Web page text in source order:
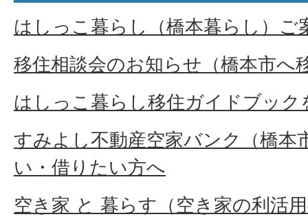
はしっこ暮らし（橋本暮らし）ご
移住相談会のお知らせ（橋本市へ
はしっこ暮らし移住ガイドブック
すみよし不動産空家バンク（橋本
い・借りたい方へ
空き家 と 暮らす（空き家の利活